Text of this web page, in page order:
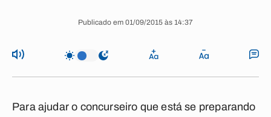
Publicado em 01/09/2015 às 14:37
Para ajudar o concurseiro que está se preparando